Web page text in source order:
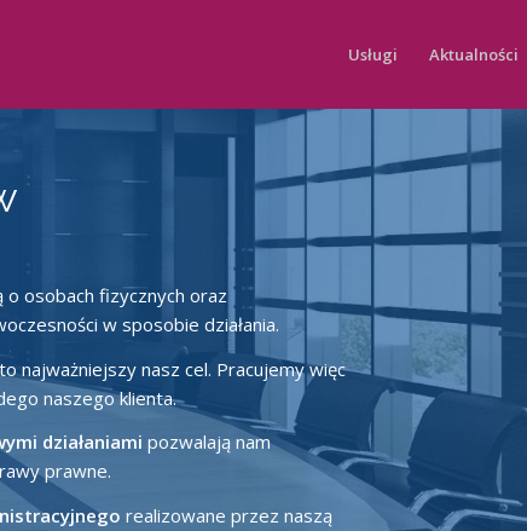
Usługi Aktualności
o osobach fizycznych oraz
w sposobie działania.
to najważniejszy nasz cel. Pracujemy więc
naszego klienta.
działaniami pozwalają nam
prawne.
realizowane przez naszą